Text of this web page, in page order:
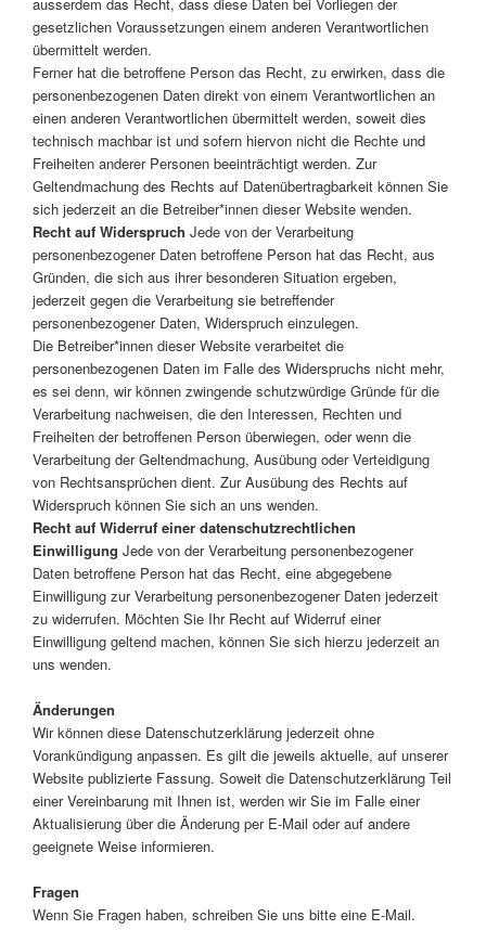
gesetzlichen Voraussetzungen einem anderen Verantwortlichen
übermittelt werden.
Ferner hat die betroffene Person das Recht, zu erwirken, dass die
personenbezogenen Daten direkt von einem Verantwortlichen an
einen anderen Verantwortlichen übermittelt werden, soweit dies
technisch machbar ist und sofern hiervon nicht die Rechte und
Freiheiten anderer Personen beeinträchtigt werden. Zur
Geltendmachung des Rechts auf Datenübertragbarkeit können Sie
sich jederzeit an die Betreiber*innen dieser Website wenden.
Recht auf Widerspruch Jede von der Verarbeitung
personenbezogener Daten betroffene Person hat das Recht, aus
Gründen, die sich aus ihrer besonderen Situation ergeben,
jederzeit gegen die Verarbeitung sie betreffender
personenbezogener Daten, Widerspruch einzulegen.
Die Betreiber*innen dieser Website verarbeitet die
personenbezogenen Daten im Falle des Widerspruchs nicht mehr,
es sei denn, wir können zwingende schutzwürdige Gründe für die
Verarbeitung nachweisen, die den Interessen, Rechten und
Freiheiten der betroffenen Person überwiegen, oder wenn die
Verarbeitung der Geltendmachung, Ausübung oder Verteidigung
von Rechtsansprüchen dient. Zur Ausübung des Rechts auf
Widerspruch können Sie sich an uns wenden.
Recht auf Widerruf einer datenschutzrechtlichen
Einwilligung Jede von der Verarbeitung personenbezogener
Daten betroffene Person hat das Recht, eine abgegebene
Einwilligung zur Verarbeitung personenbezogener Daten jederzeit
zu widerrufen. Möchten Sie Ihr Recht auf Widerruf einer
Einwilligung geltend machen, können Sie sich hierzu jederzeit an
uns wenden.
Änderungen
Wir können diese Datenschutzerklärung jederzeit ohne
Vorankündigung anpassen. Es gilt die jeweils aktuelle, auf unserer
Website publizierte Fassung. Soweit die Datenschutzerklärung Teil
einer Vereinbarung mit Ihnen ist, werden wir Sie im Falle einer
Aktualisierung über die Änderung per E-Mail oder auf andere
geeignete Weise informieren.
Fragen
Wenn Sie Fragen haben, schreiben Sie uns bitte eine E-Mail.